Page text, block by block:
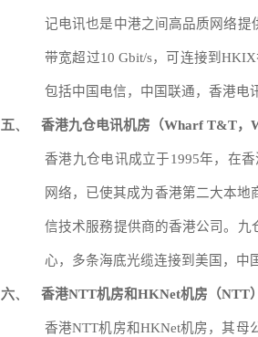
记电讯也是中港之间高品质网络
带宽超过10 Gbit/s，可连接到HKIX
包括中国电信，中国联通，香港电
五、 香港九仓电讯机房（Wharf T&T，
香港九仓电讯成立于1995年，在
网络，已使其成为香港第二大本
信技术服務提供商的香港公司。
心，多条海底光缆连接到美国，中
六、 香港NTT机房和HKNet机房（NTT）
香港NTT机房和HKNet机房，其母